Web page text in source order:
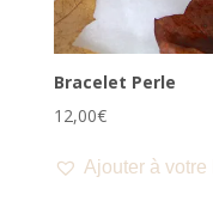
Bracelet Perle
12,00€
Ajouter à votre